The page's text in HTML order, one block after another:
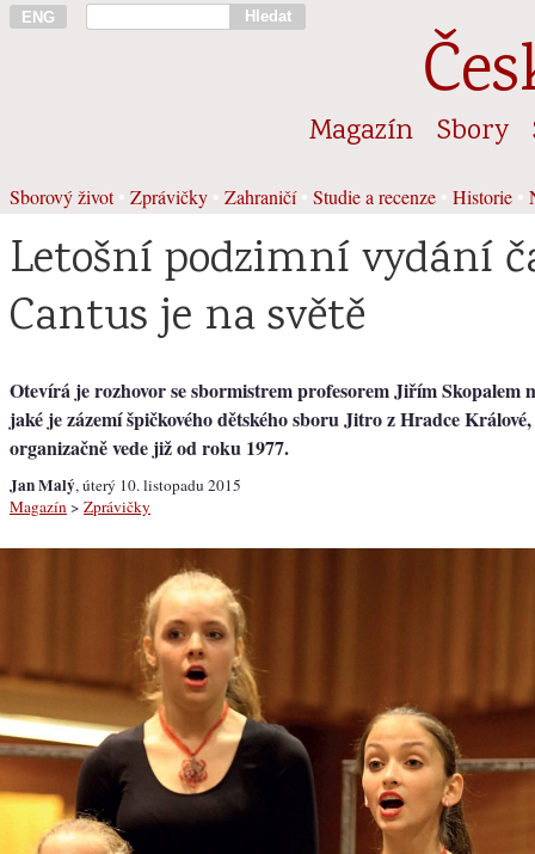
ENG Hledat
Magazín Sbory
Sborový život• Zprávičky Zahraničí• Studie a recenze Historie
Letošní podzimní vydání
Cantus je na světě
Otevírá je rozhovor se sbormistrem profesorem Jiřím Skopalem
jaké je zázemí špičkového dětského sboru Jitro z Hradce
organizačně vede již od roku 1977.
Jan Malý, úterý 10. listopadu 2015
Magazín > Zprávičky